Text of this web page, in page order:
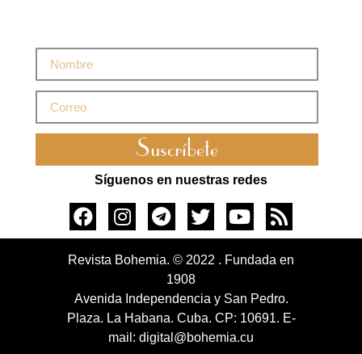
Suscríbete
Síguenos en nuestras redes
Revista Bohemia. © 2022 . Fundada en
1908
Avenida Independencia y San Pedro.
Plaza. La Habana. Cuba. CP: 10691. E-
mail: digital@bohemia.cu